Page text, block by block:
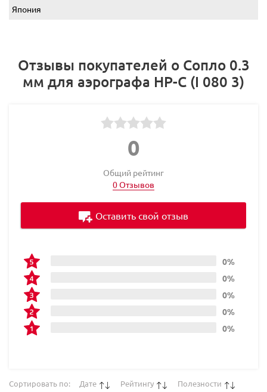
Япония
Отзывы покупателей о Сопло 0.3
мм для аэрографа HP-C (I 080 3)
0
Общий рейтинг
0 Отзывов
0%
0%
0%
0%
0%
Оставить свой отзыв
Сортировать по: Дате Рейтингу Полезности